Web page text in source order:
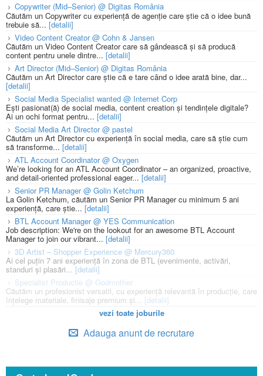
Copywriter (Mid–Senior) @ Digitas România
Căutăm un Copywriter cu experiență de agenție care știe că o idee bună
trebuie să... [detalii]
Video Content Creator @ Cohn & Jansen
Căutăm un Video Content Creator care să gândească și să producă
content pentru unele dintre... [detalii]
Art Director (Mid–Senior) @ Digitas România
Căutăm un Art Director care știe că e tare când o idee arată bine, dar...
[detalii]
Social Media Specialist wanted @ Internet Corp
Ești pasionat(ă) de social media, content creation și tendințele digitale?
Ai un ochi format pentru... [detalii]
Social Media Art Director @ pastel
Căutăm un Art Director cu experiență în social media, care să știe cum
să transforme... [detalii]
ATL Account Coordinator @ Oxygen
We’re looking for an ATL Account Coordinator – an organized, proactive,
and detail-oriented professional eager... [detalii]
Senior PR Manager @ Golin Ketchum
La Golin Ketchum, căutăm un Senior PR Manager cu minimum 5 ani
experiență, care știe... [detalii]
BTL Account Manager @ YES Communication
Job description: We're on the lookout for an awesome BTL Account
Manager to join our vibrant... [detalii]
3D Artist – Shopper Experience @ Mercury360
Ai cel puțin 7 ani experiență în zona de BTL (evenimente, activări,
standuri și plasări... [detalii]
Specialist Productie @ Godmother
Căutăm un profesionist versatil, cu experiență relevantă în producție, care
înțelege materiale, finisaje premium și... [detalii]
vezi toate joburile
Adauga anunt de recrutare